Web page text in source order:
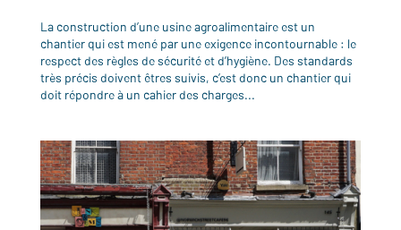
La construction d’une usine agroalimentaire est un
chantier qui est mené par une exigence incontournable : le
respect des règles de sécurité et d’hygiène. Des standards
très précis doivent êtres suivis, c’est donc un chantier qui
doit répondre à un cahier des charges...